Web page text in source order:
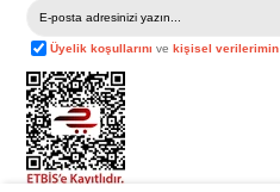
Üyelik koşullarını vekişisel verilerimin